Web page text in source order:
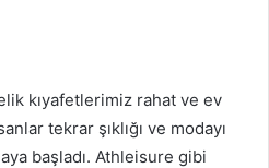
kıyafetlerimiz rahat ve ev
tekrar şıklığı ve modayı
başladı. Athleisure gibi